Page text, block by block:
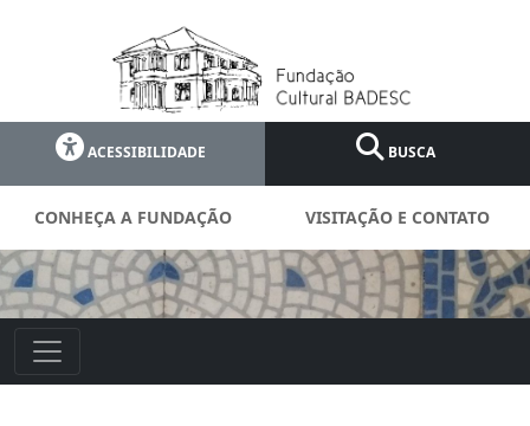
ACESSIBILIDADE BUSCA
CONHEÇA A FUNDAÇÃO VISITAÇÃO E CONTATO